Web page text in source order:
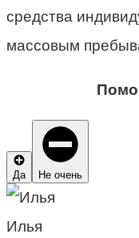
средства
массовым
Да Не очень
Илья